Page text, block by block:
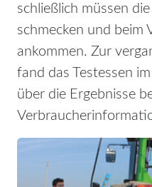
schließlich müssen
schmecken und beim
ankommen. Zur
fand das Testessen
über die Ergebnisse